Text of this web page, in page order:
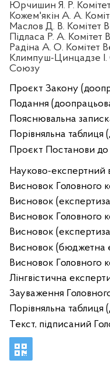
Юрчишин Я. Р.
Кожем'якін А. А.
Маслов Д. В. Комітет
Підласа Р. А.
Радіна А. О. Комітет
Климпуш-Цинцадзе І.
Союзу
Проєкт Закону
Подання
Пояснювальна
Порівняльна таблиця
Проєкт Постанови до
Науково-
Висновок Головного
Висновок
Висновок Головного
Висновок
Висновок (бюджетна
Висновок Головного
Лінгвістична
Зауваження
Порівняльна таблиця
Текст, підписаний